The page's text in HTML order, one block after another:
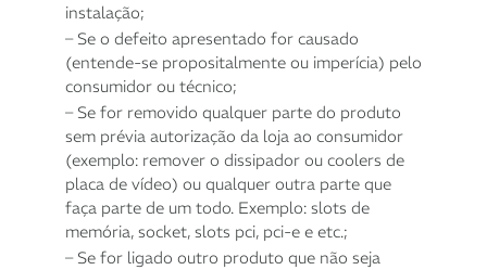
instalação;
– Se o defeito apresentado for causado
(entende-se propositalmente ou imperícia) pelo
consumidor ou técnico;
– Se for removido qualquer parte do produto
sem prévia autorização da loja ao consumidor
(exemplo: remover o dissipador ou coolers de
placa de vídeo) ou qualquer outra parte que
faça parte de um todo. Exemplo: slots de
memória, socket, slots pci, pci-e e etc.;
– Se for ligado outro produto que não seja